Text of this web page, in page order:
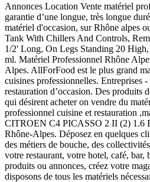
Annonces Location Vente matériel
garantie d’une longue, très longue
matériel d'occasion, sur Rhône alpes
Tank With Chillers And Controls,
1/2' Long, On Legs Standing 20
ml. Matériel Professionnel Rhône
Alpes. AllForFood est le plus grand
cuisines professionnelles. Entreprises
restauration d’occasion. Des produits
qui désirent acheter on vendre du
professionnel cuisine et restauration
CITROEN C4 PICASSO 2 II (2) 1.6
Rhône-Alpes. Déposez en quelques
des métiers de bouche, des
votre restaurant, votre hotel, café,
produits ou annonces, créez votre
disposons de tous les matériels